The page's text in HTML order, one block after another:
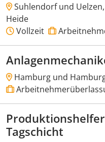
Suhlendorf und
Heide
Vollzeit
Hamburg und
Tagschicht